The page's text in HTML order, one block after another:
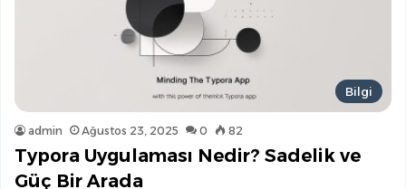
Bilgi
admin Ağustos 23, 2025 0 82
Typora Uygulaması Nedir? Sadelik ve
Güç Bir Arada